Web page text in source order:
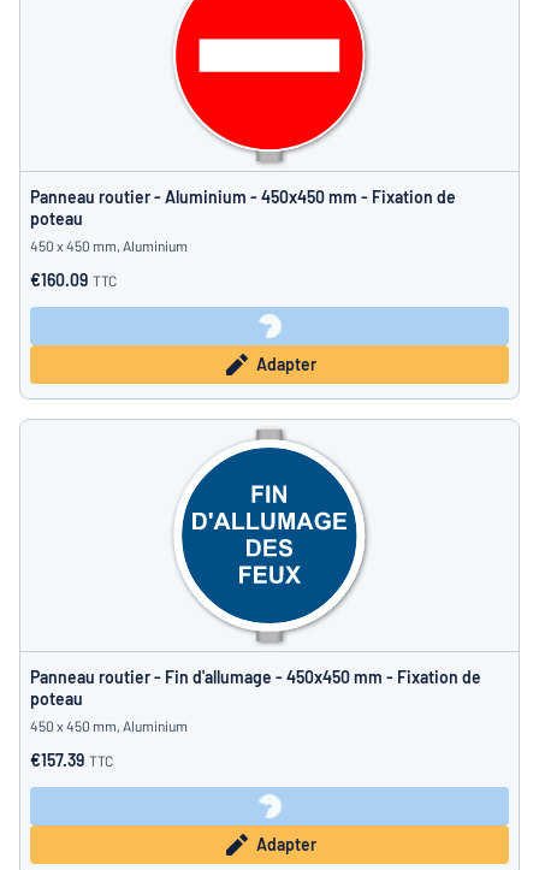
Panneau routier - Aluminium - 450x450 mm - Fixation de
poteau
450 x 450 mm, Aluminium
€160.09 TTC
Adapter
Panneau routier - Fin d'allumage - 450x450 mm - Fixation de
poteau
450 x 450 mm, Aluminium
€157.39 TTC
Adapter